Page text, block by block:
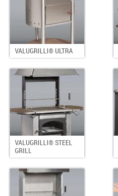
VALUGRILLI® ULTRA
VALUGRILLI® STEEL
GRILL